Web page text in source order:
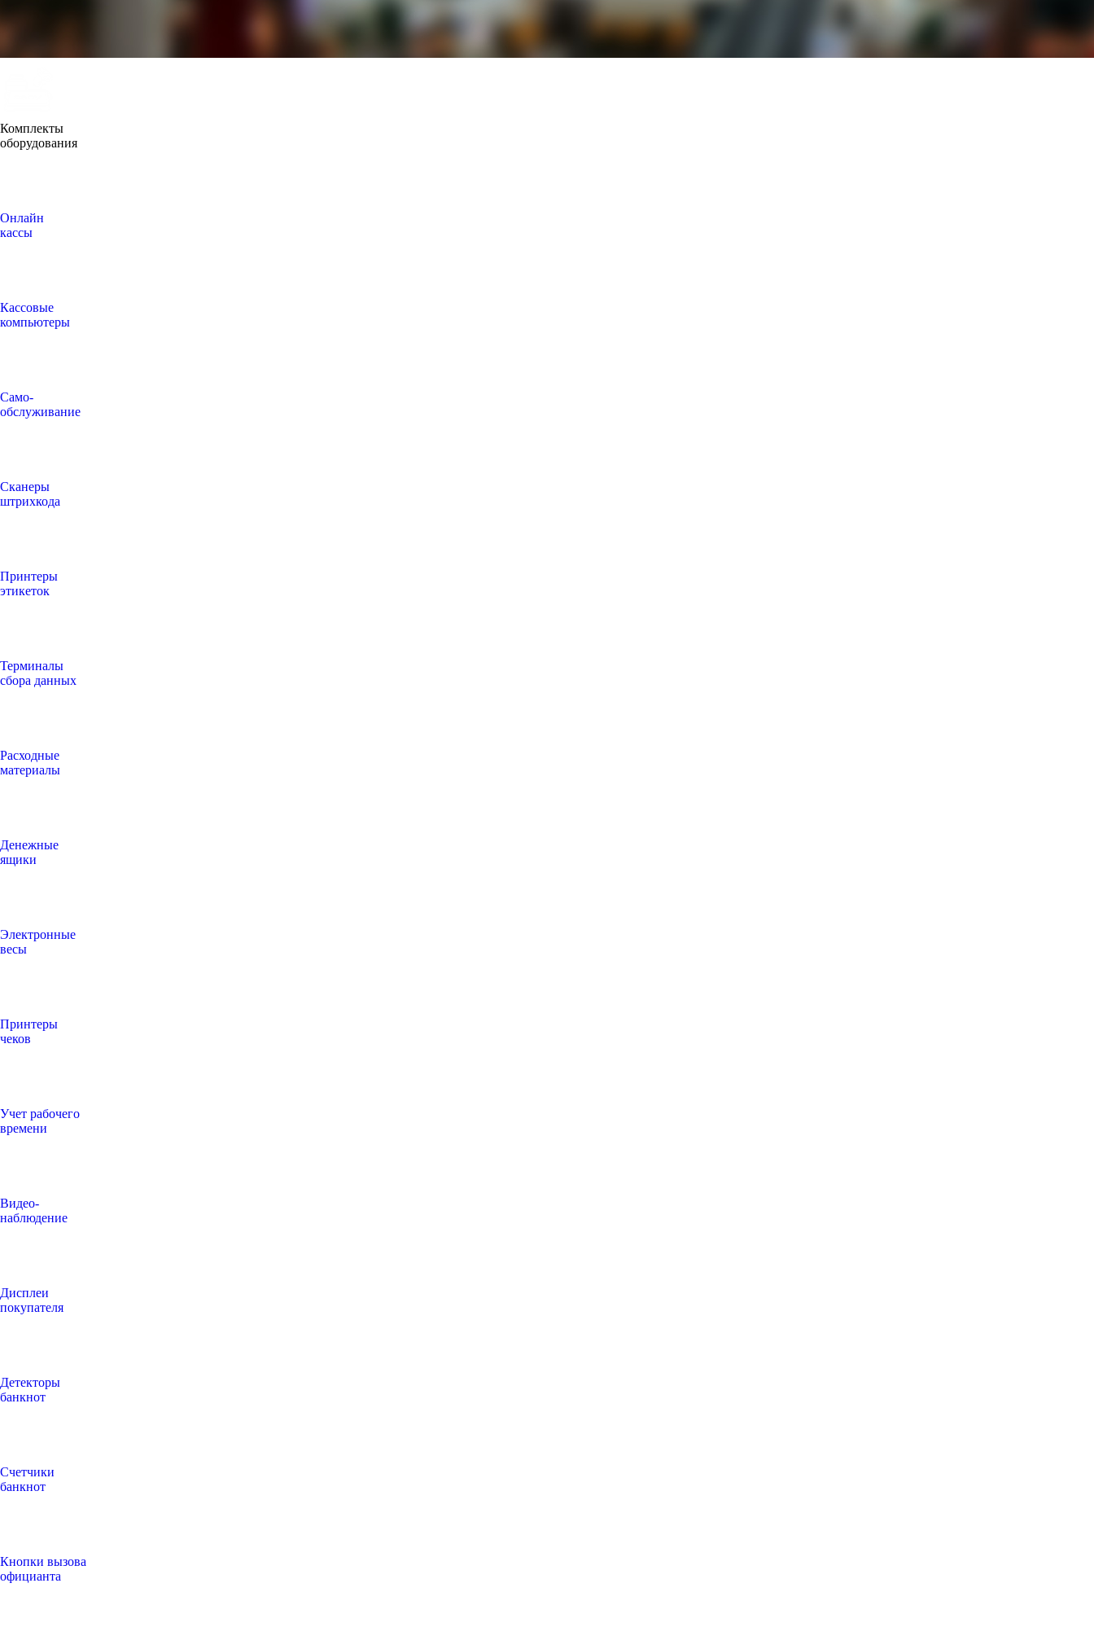
Комплекты
оборудования
Онлайн
кассы
Кассовые
компьютеры
Само-
обслуживание
Сканеры
штрихкода
Принтеры
этикеток
Терминалы
сбора данных
Расходные
материалы
Денежные
ящики
Электронные
весы
Принтеры
чеков
Учет рабочего
времени
Видео‑
наблюдение
Дисплеи
покупателя
Детекторы
банкнот
Счетчики
банкнот
Кнопки вызова
официанта